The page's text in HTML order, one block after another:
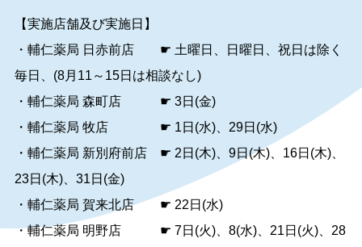
【実施店舗及び実施日】
・輔仁薬局 日赤前店 ☛ 土曜日、日曜日、祝日は除く
毎日、(8月11～15日は相談なし)
・輔仁薬局 森町店 ☛ 3日(金)
・輔仁薬局 牧店 ☛ 1日(水)、29日(水)
・輔仁薬局 新別府前店 ☛ 2日(木)、9日(木)、16日(木)、
23日(木)、31日(金)
・輔仁薬局 賀来北店 ☛ 22日(水)
・輔仁薬局 明野店 ☛ 7日(火)、8(水)、21日(火)、28